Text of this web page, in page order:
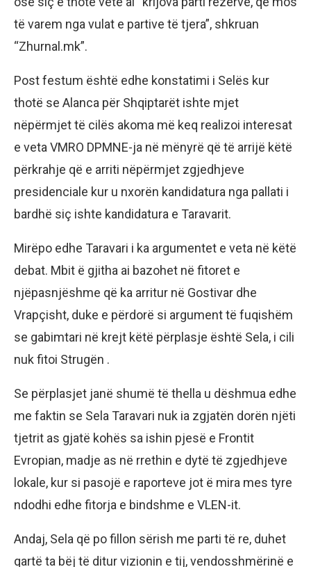
të varem nga vulat e partive të tjera”, shkruan
“Zhurnal.mk”.
Post festum është edhe konstatimi i Selës kur
thotë se Alanca për Shqiptarët ishte mjet
nëpërmjet të cilës akoma më keq realizoi interesat
e veta VMRO DPMNE-ja në mënyrë që të arrijë këtë
përkrahje që e arriti nëpërmjet zgjedhjeve
presidenciale kur u nxorën kandidatura nga pallati i
bardhë siç ishte kandidatura e Taravarit.
Mirëpo edhe Taravari i ka argumentet e veta në këtë
debat. Mbit ë gjitha ai bazohet në fitoret e
njëpasnjëshme që ka arritur në Gostivar dhe
Vrapçisht, duke e përdorë si argument të fuqishëm
se gabimtari në krejt këtë përplasje është Sela, i cili
nuk fitoi Strugën .
Se përplasjet janë shumë të thella u dëshmua edhe
me faktin se Sela Taravari nuk ia zgjatën dorën njëti
tjetrit as gjatë kohës sa ishin pjesë e Frontit
Evropian, madje as në rrethin e dytë të zgjedhjeve
lokale, kur si pasojë e raporteve jot ë mira mes tyre
ndodhi edhe fitorja e bindshme e VLEN-it.
Andaj, Sela që po fillon sërish me parti të re, duhet
qartë ta bëj të ditur vizionin e tij, vendosshmërinë e